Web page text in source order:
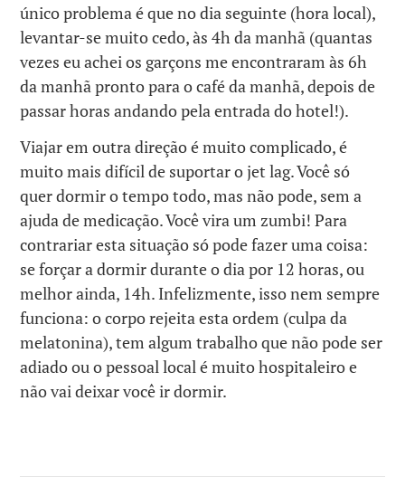
único problema é que no dia seguinte (hora local),
levantar-se muito cedo, às 4h da manhã (quantas
vezes eu achei os garçons me encontraram às 6h
da manhã pronto para o café da manhã, depois de
passar horas andando pela entrada do hotel!).
Viajar em outra direção é muito complicado, é
muito mais difícil de suportar o jet lag. Você só
quer dormir o tempo todo, mas não pode, sem a
ajuda de medicação. Você vira um zumbi! Para
contrariar esta situação só pode fazer uma coisa:
se forçar a dormir durante o dia por 12 horas, ou
melhor ainda, 14h. Infelizmente, isso nem sempre
funciona: o corpo rejeita esta ordem (culpa da
melatonina), tem algum trabalho que não pode ser
adiado ou o pessoal local é muito hospitaleiro e
não vai deixar você ir dormir.